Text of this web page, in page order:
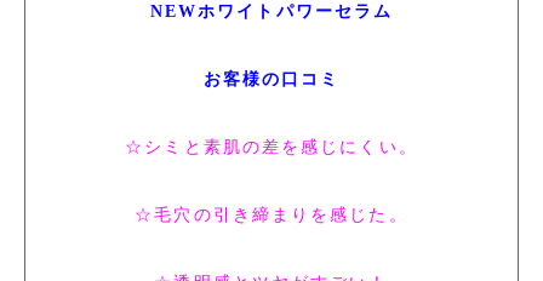
NEWホワイトパワーセラム
お客様の口コミ
☆シミと素肌の差を感じにくい。
☆毛穴の引き締まりを感じた。